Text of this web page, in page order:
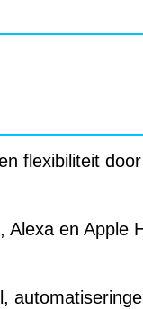
flexibiliteit
en Apple